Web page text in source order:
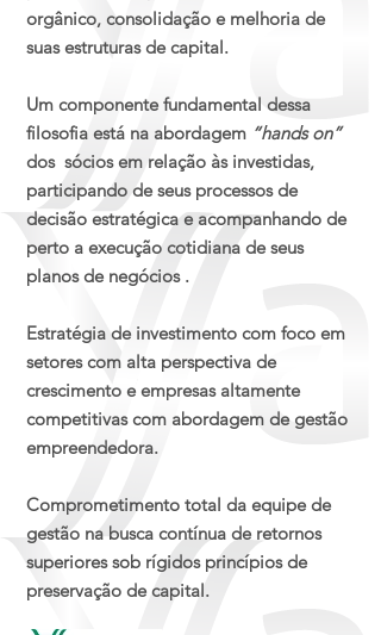
orgânico, consolidação e melhoria de
suas estruturas de capital.​
Um componente fundamental dessa
filosofia está na abordagem “hands on”
dos sócios em relação às investidas,
participando de seus processos de
decisão estratégica e acompanhando de
perto a execução cotidiana de seus
planos de negócios .​
Estratégia de investimento com foco em
setores com alta perspectiva de
crescimento e empresas altamente
competitivas com abordagem de gestão
empreendedora.​
Comprometimento total da equipe de
gestão na busca contínua de retornos
superiores sob rígidos princípios de
preservação de capital.